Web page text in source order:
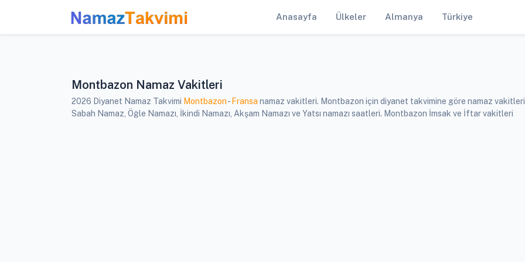
Anasayfa Ülkeler Almanya Türkiye
Montbazon Namaz Vakitleri
2026 Diyanet Namaz Takvimi Montbazon- Fransa namaz vakitleri. Montbazon için diyanet takvimine göre namaz
Sabah Namaz, Öğle Namazı, İkindi Namazı, Akşam Namazı ve Yatsı namazı saatleri. Montbazon İmsak ve İftar vakitleri